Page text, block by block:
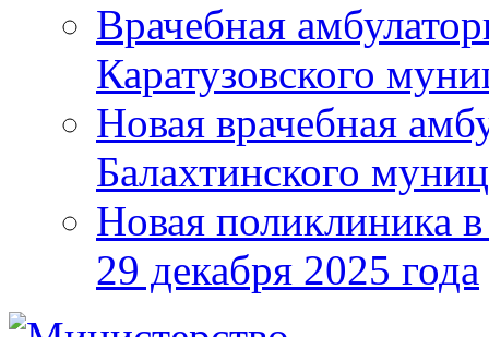
Врачебная
Каратузовского
Новая врачебная
Балахтинского
Новая поликлиника
29 декабря 2025 года